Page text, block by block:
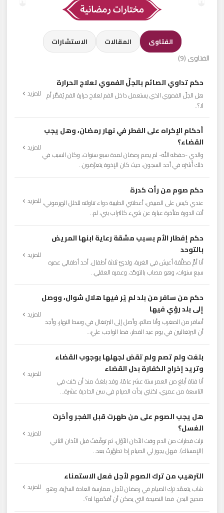
الفتاوى (9)
حكم تداوي الصائم بالجلِّ الفموي لعلاج الحرارة
هل الجلّ الفموي الذي يستعمل داخل الفم لعلاج حرارة الفم يُفطِّر أم
لا؟..
للمزيد
أحكام الإكراه على الفطر في نهار رمضان، وهل يجب
القضاء؟
والدي -حفظه الله- لم يصم رمضان لمدة سبع سنوات، وكان السبب في
ذلك أَسْرَه في أحد السجون، حيث كان الإخوة يتعرّضون..
للمزيد
حكم صوم من رأت كدرة
عندي كيس على المبيض، أعطتني الطبيبة دواء تناولته للخلل الهرموني،
أتت الدورة متأخرة عبارة عن شيء كالتراب بني، لم..
للمزيد
حكم إفطار الأم بسبب مشقة رعاية ابنها المريض
بالتوحد
أنا أمٌّ مطلَّقة أعيش في الغربة، ولديَّ ثلاثة أطفال. أحد أطفالي عمره
سبع سنوات، وهو مصاب بالتوحُّد، وعمره العقلي..
للمزيد
حكم من سافر من بلد لم يُر فيها هلال شوال، ووصل
إلى بلد رؤي فيها
أسافر من المغرب وأنا صائم، وأصل إلى البرتغال في وسط النهار، وأجد
أن البرتغاليين في يوم عيد الفطر، فما الواجب عليّ،..
للمزيد
بلغت ولم تصم ولم تقض لجهلها بوجوب القضاء
وتريد إخراج الكفارة بدل القضاء
أنا فتاة أبلغ من العمر ستة عشر عامًا، وقد بلغتُ منذ أن كنت في
التاسعة من عمري، لكنني بدأت الصيام في سن الحادية عشرة...
للمزيد
هل يجب الصوم على من طهرت قبل الفجر وأخرت
الغسل؟
نزلت قطرات من الدم وقت الأذان الأوّل، ثم توقّفتْ قبل الأذان الثاني
(الإمساك). فهل يجوز لي الصيام إذا تطهّرتُ بعد..
للمزيد
الترهيب من ترك الصوم لأجل فعل الاستمناء
شاب يتعمّد ترك الصيام في رمضان لأجل ممارسة العادة السرّية، وهو
صحيح البدن. فما النصيحة التي يمكن أن أقدّمها له؟..
للمزيد
الفتاوى المقالات الاستشارات